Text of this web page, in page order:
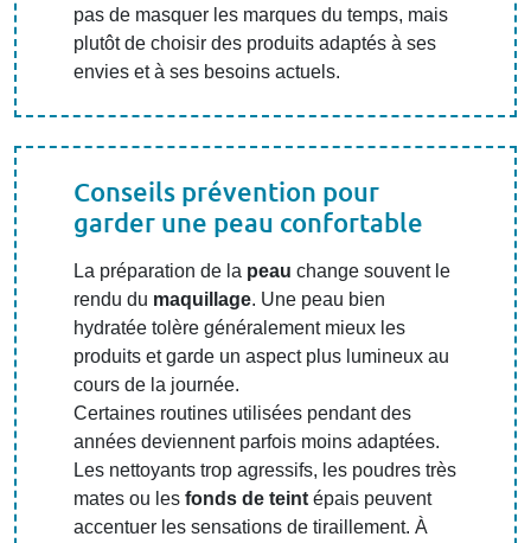
pas de masquer les marques du temps, mais
plutôt de choisir des produits adaptés à ses
envies et à ses besoins actuels.
Conseils prévention pour
garder une peau confortable
La préparation de la peau change souvent le
rendu du maquillage. Une peau bien
hydratée tolère généralement mieux les
produits et garde un aspect plus lumineux au
cours de la journée.
Certaines routines utilisées pendant des
années deviennent parfois moins adaptées.
Les nettoyants trop agressifs, les poudres très
mates ou les fonds de teint épais peuvent
accentuer les sensations de tiraillement. À